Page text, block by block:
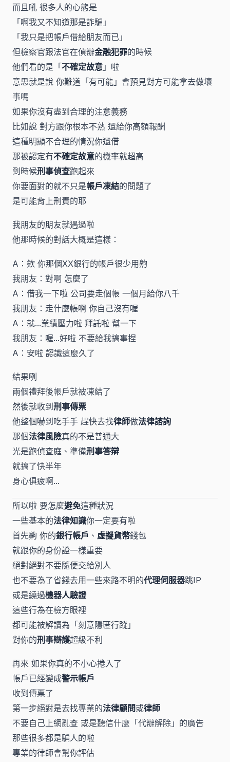
而且吼 很多人的心態是
「啊我又不知道那是詐騙」
「我只是把帳戶借給朋友而已」
但檢察官跟法官在偵辦金融犯罪的時候
他們看的是「不確定故意 」啦
意思就是說 你難道「有可能」會預見對方可能拿去做壞
事嗎
如果你沒有盡到合理的注意義務
比如說 對方跟你根本不熟 還給你高額報酬
這種明顯不合理的情況你還借
那被認定有不確定故意的機率就超高
到時候刑事偵查跑起來
你要面對的就不只是帳戶凍結的問題了
是可能背上刑責的耶
我朋友的朋友就遇過啦
他那時候的對話大概是這樣：
A：欸 你那個XX銀行的帳戶很少用齁
我朋友：對啊 怎麼了
A：借我一下啦 公司要走個帳 一個月給你八千
我朋友：走什麼帳啊 你自己沒有喔
A：就...業績壓力啦 拜託啦 幫一下
我朋友：喔...好啦 不要給我搞事捏
A：安啦 認識這麼久了
結果咧
兩個禮拜後帳戶就被凍結了
然後就收到 刑事傳票
他整個嚇到吃手手 趕快去找律師做法律諮詢
那個法律風險真的不是普通大
光是跑偵查庭、準備刑事答辯
就搞了快半年
身心俱疲啊...
所以啦 要怎麼避免這種狀況
一些基本的法律知識你一定要有啦
首先齁 你的銀行帳戶 、 虛擬貨幣錢包
就跟你的身份證一樣重要
絕對絕對不要隨便交給別人
也不要為了省錢去用一些來路不明的代理伺服器跳IP
或是繞過機器人驗證
這些行為在檢方眼裡
都可能被解讀為「刻意隱匿行蹤」
對你的刑事辯護超級不利
再來 如果你真的不小心捲入了
帳戶已經變成警示帳戶
收到傳票了
第一步絕對是去找專業的法律顧問或律師
不要自己上網亂查 或是聽信什麼「代辦解除」的廣告
那些很多都是騙人的啦
專業的律師會幫你評估